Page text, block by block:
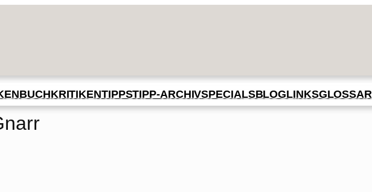
BUCHKRITIKENTIPPSTIPP-ARCHIVSPECIALSBLOGLINKSGLOSSAR